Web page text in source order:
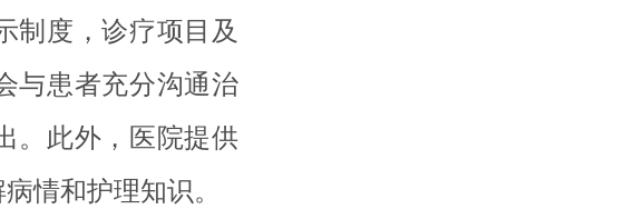
制度，诊疗项目及
与患者充分沟通治
。此外，医院提供
情和护理知识。